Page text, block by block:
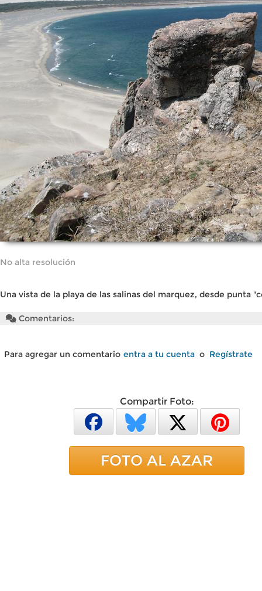
No alta resolución
Una vista de la playa de las salinas del marquez, desde punta
Comentarios:
Para agregar un comentario entra a tu cuenta o Regístrate
Compartir Foto:
FOTO AL AZAR